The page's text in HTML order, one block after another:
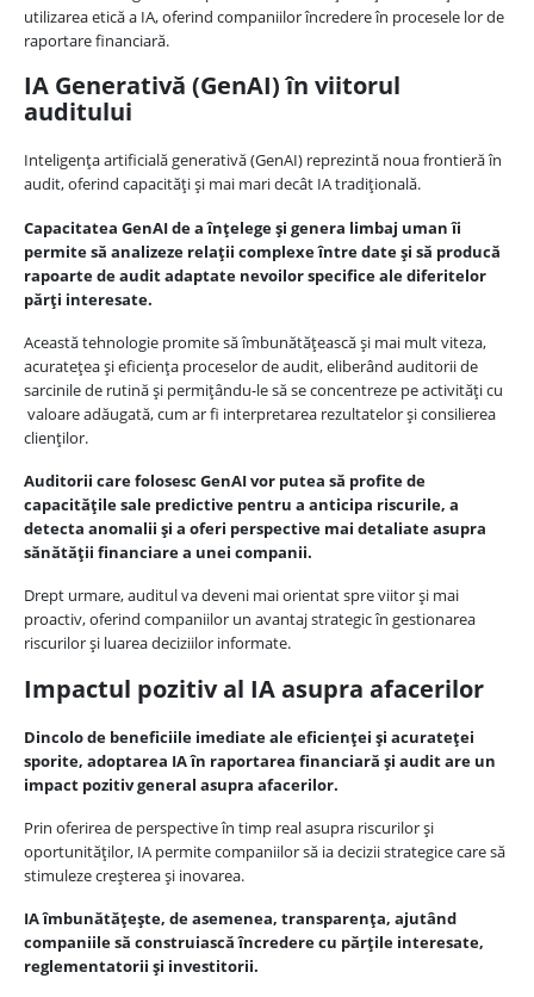
utilizarea etică a IA, oferind companiilor încredere în procesele lor de
raportare financiară.
IA Generativă (GenAI) în viitorul
auditului
Inteligența artificială generativă (GenAI) reprezintă noua frontieră în
audit, oferind capacități și mai mari decât IA tradițională.
Capacitatea GenAI de a înțelege și genera limbaj uman îi
permite să analizeze relații complexe între date și să producă
rapoarte de audit adaptate nevoilor specifice ale diferitelor
părți interesate.
Această tehnologie promite să îmbunătățească și mai mult viteza,
acuratețea și eficiența proceselor de audit, eliberând auditorii de
sarcinile de rutină și permițându-le să se concentreze pe activități cu
valoare adăugată, cum ar fi interpretarea rezultatelor și consilierea
clienților.
Auditorii care folosesc GenAI vor putea să profite de
capacitățile sale predictive pentru a anticipa riscurile, a
detecta anomalii și a oferi perspective mai detaliate asupra
sănătății financiare a unei companii.
Drept urmare, auditul va deveni mai orientat spre viitor și mai
proactiv, oferind companiilor un avantaj strategic în gestionarea
riscurilor și luarea deciziilor informate.
Impactul pozitiv al IA asupra afacerilor
Dincolo de beneficiile imediate ale eficienței și acurateței
sporite, adoptarea IA în raportarea financiară și audit are un
impact pozitiv general asupra afacerilor.
Prin oferirea de perspective în timp real asupra riscurilor și
oportunităților, IA permite companiilor să ia decizii strategice care să
stimuleze creșterea și inovarea.
IA îmbunătățește, de asemenea, transparența, ajutând
companiile să construiască încredere cu părțile interesate,
reglementatorii și investitorii.